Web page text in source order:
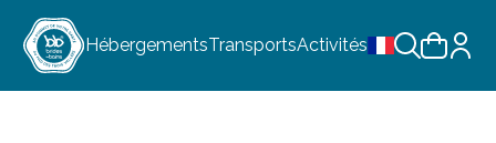
HébergementsTransportsActivitésChoix de la